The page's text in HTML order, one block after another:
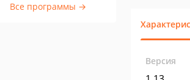
Все программы →
Версия